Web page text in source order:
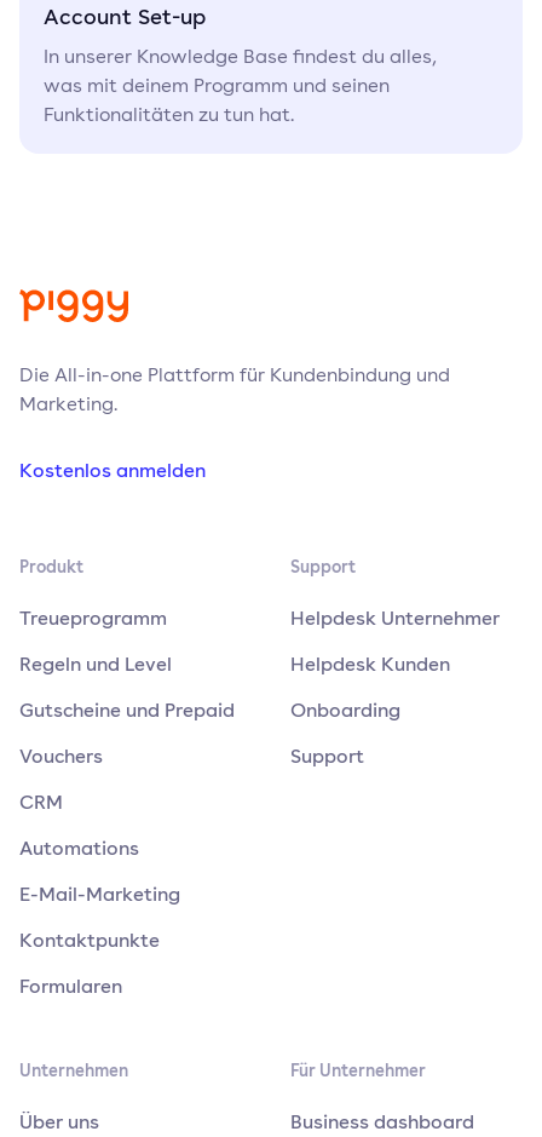
Account Set-up
In unserer Knowledge Base findest du alles,
was mit deinem Programm und seinen
Funktionalitäten zu tun hat.
Die All-in-one Plattform für Kundenbindung und
Marketing.
Kostenlos anmelden
Produkt
Treueprogramm
Regeln und Level
Gutscheine und Prepaid
Vouchers
CRM
Automations
E-Mail-Marketing
Kontaktpunkte
Formularen
Support
Helpdesk Unternehmer
Helpdesk Kunden
Onboarding
Support
Unternehmen
Über uns
Für Unternehmer
Business dashboard